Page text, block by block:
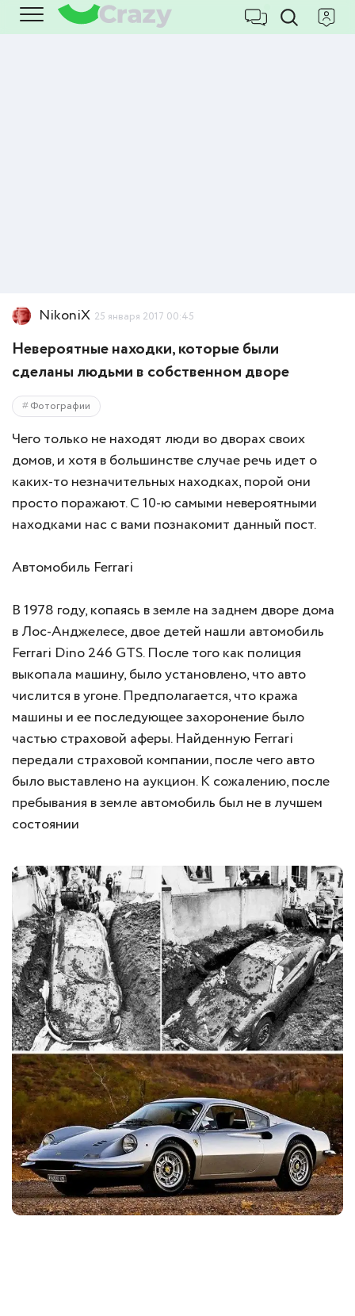
NikoniX 25 января 2017 00:45
Невероятные находки, которые были
сделаны людьми в собственном дворе
Фотографии
Чего только не находят люди во дворах своих
домов, и хотя в большинстве случае речь идет о
каких-то незначительных находках, порой они
просто поражают. С 10-ю самыми невероятными
находками нас с вами познакомит данный пост.
Автомобиль Ferrari
В 1978 году, копаясь в земле на заднем дворе дома
в Лос-Анджелесе, двое детей нашли автомобиль
Ferrari Dino 246 GTS. После того как полиция
выкопала машину, было установлено, что авто
числится в угоне. Предполагается, что кража
машины и ее последующее захоронение было
частью страховой аферы. Найденную Ferrari
передали страховой компании, после чего авто
было выставлено на аукцион. К сожалению, после
пребывания в земле автомобиль был не в лучшем
состоянии